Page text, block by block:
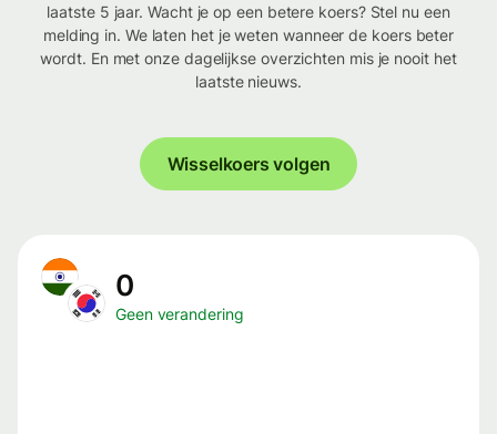
laatste 5 jaar. Wacht je op een betere koers? Stel nu een
melding in. We laten het je weten wanneer de koers beter
wordt. En met onze dagelijkse overzichten mis je nooit het
laatste nieuws.
Wisselkoers volgen
0
Geen verandering